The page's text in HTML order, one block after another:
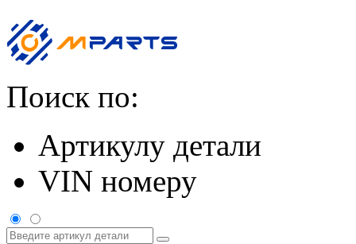
Поиск по:
Артикулу детали
VIN номеру